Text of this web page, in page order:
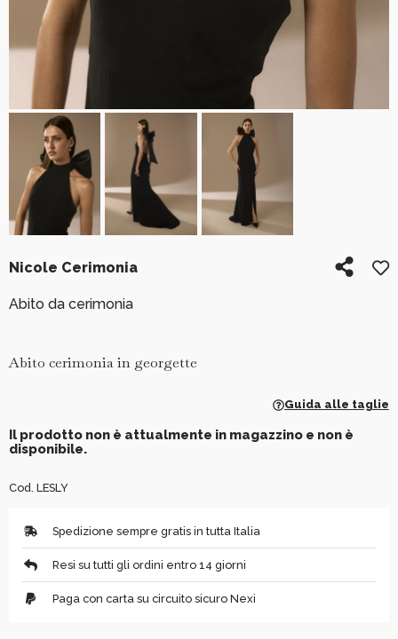
Nicole Cerimonia
Abito da cerimonia
Abito cerimonia in georgette
Guida alle taglie
Il prodotto non è attualmente in magazzino e non è
disponibile.
Cod. LESLY
Spedizione sempre gratis in tutta Italia
Resi su tutti gli ordini entro 14 giorni
Paga con carta su circuito sicuro Nexi